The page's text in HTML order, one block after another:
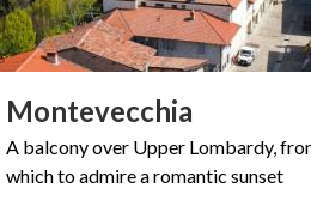
Montevecchia
A balconyover Upper Lombardy,
whichtoadmirearomantic sunset